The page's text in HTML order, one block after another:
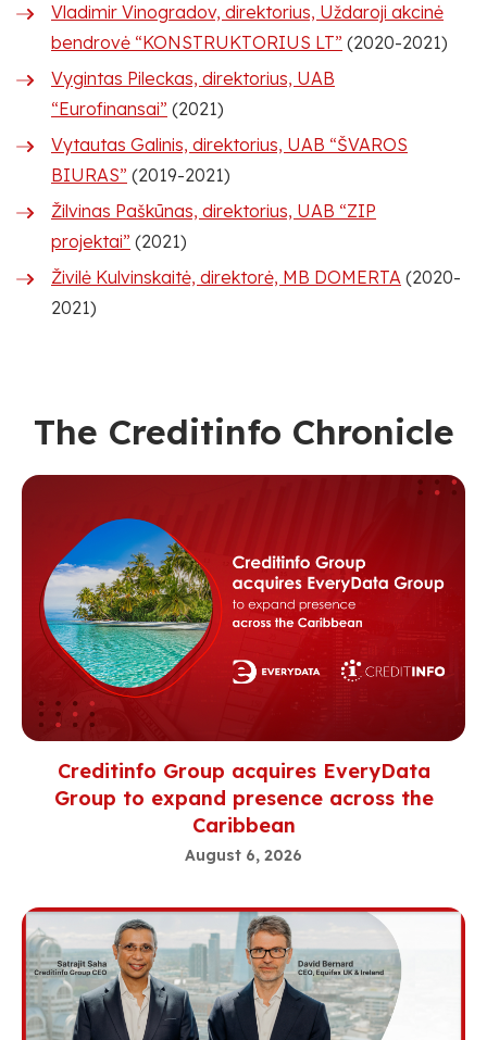
Vladimir Vinogradov, direktorius, Uždaroji akcinė
bendrovė “KONSTRUKTORIUS LT” (2020-2021)
Vygintas Pileckas, direktorius, UAB
“Eurofinansai” (2021)
Vytautas Galinis, direktorius, UAB “ŠVAROS
BIURAS” (2019-2021)
Žilvinas Paškūnas, direktorius, UAB “ZIP
projektai” (2021)
Živilė Kulvinskaitė, direktorė, MB DOMERTA (2020-
2021)
The Creditinfo Chronicle
Creditinfo Group acquires EveryData
Group to expand presence across the
Caribbean
August 6, 2026